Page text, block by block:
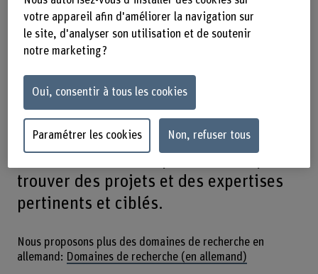
et encourageons l’innovation par la
coopération avec les milieux
scientifiques, économiques et
culturels. De l’agronomie au partage
des savoirs, nos domaines de
recherche diversifiés répondent aux
défis actuels. Utilisez la fonction de
trouver des projets et des expertises
pertinents et ciblés.
Nous proposons plus des domaines de recherche en
allemand: Domaines de recherche (en allemand)
votre appareil afin d'améliorer la navigation sur
le site, d'analyser son utilisation et de soutenir
notre marketing ?
Oui, consentir à tous les cookies
Paramétrer les cookies Non, refuser tous